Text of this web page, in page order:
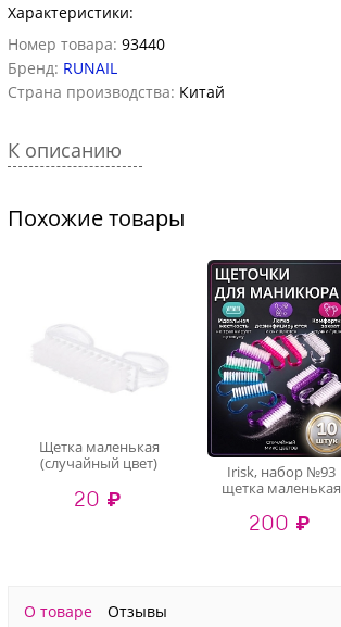
Характеристики:
Номер товара: 93440
Бренд: RUNAIL
Страна производства: Китай
К описанию
Похожие товары
Щетка маленькая
(случайный цвет)
20 ₽
Irisk, набор №93
щетка маленькая
шт
200 ₽
О товаре Отзывы